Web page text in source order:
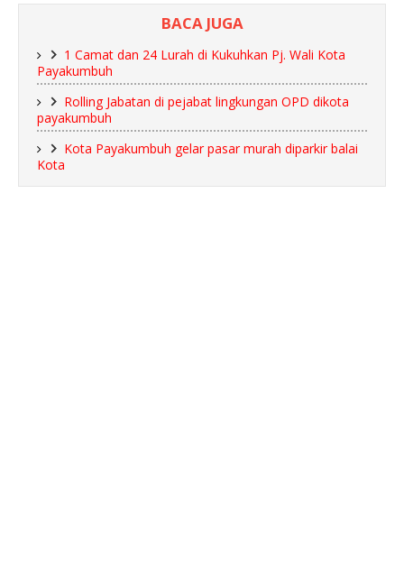
BACA JUGA
1 Camat dan 24 Lurah di Kukuhkan Pj. Wali Kota
Payakumbuh
Rolling Jabatan di pejabat lingkungan OPD dikota
payakumbuh
Kota Payakumbuh gelar pasar murah diparkir balai
Kota